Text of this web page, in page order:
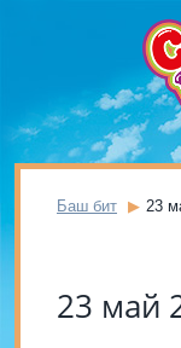
Баш бит 23
23 май